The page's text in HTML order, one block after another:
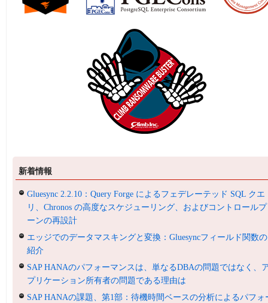
新着情報
Gluesync 2.2.10：Query Forge によるフェデレーテッド SQL クエ
リ、Chronos の高度なスケジューリング、およびコントロール
ーンの再設計
エッジでのデータマスキングと変換：Gluesyncフィールド関数の
紹介
SAP HANAのパフォーマンスは、単なるDBAの問題ではなく、
プリケーション所有者の問題である理由は
SAP HANAの課題、第1部：待機時間ベースの分析によるパフォ